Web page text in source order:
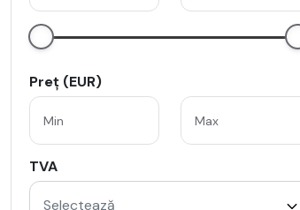
Preț (EUR)
TVA
Selectează